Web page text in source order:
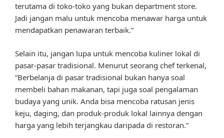
terutama di toko-toko yang bukan department store.
Jadi jangan malu untuk mencoba menawar harga untuk
mendapatkan penawaran terbaik.”
Selain itu, jangan lupa untuk mencoba kuliner lokal di
pasar-pasar tradisional. Menurut seorang chef terkenal,
“Berbelanja di pasar tradisional bukan hanya soal
membeli bahan makanan, tapi juga soal pengalaman
budaya yang unik. Anda bisa mencoba ratusan jenis
keju, daging, dan produk-produk lokal lainnya dengan
harga yang lebih terjangkau daripada di restoran.”